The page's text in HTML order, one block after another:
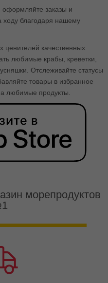
оформляйте заказы и
ходу благодаря нашему
ценителей качественных
любимые крабы, креветки,
Отслеживайте статусы
товары в избранное
любимые продукты.
морепродуктов